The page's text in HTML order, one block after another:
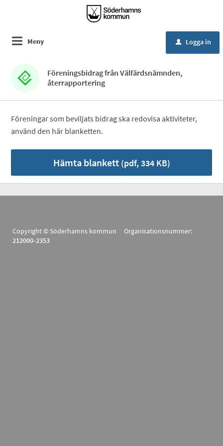
Meny u Logga in
Föreningsbidrag från Välfärdsnämnden,
återrapportering
Föreningar som beviljats bidrag ska redovisa aktiviteter,
använd den här blanketten.
Hämta blankett(pdf, 334 KB)
Copyright © Söderhamns kommun Organisationsnummer:
212000-2353